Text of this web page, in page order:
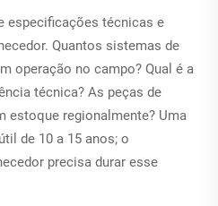
especificações técnicas e
Quantos sistemas de
operação no campo? Qual é a
técnica? As peças de
estoque regionalmente? Uma
de 10 a 15 anos; o
precisa durar esse